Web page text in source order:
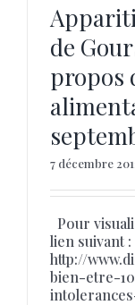
de
propos
7 décembre
Pour
lien suivant :
http://
bien-etre-